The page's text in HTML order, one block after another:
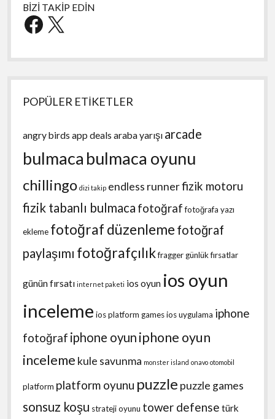
BİZİ TAKİP EDİN
Facebook
X
POPÜLER ETİKETLER
angry birds app deals araba yarışı arcade
bulmaca bulmaca oyunu
chillingo dizi takip endless runnerfizik motoru
fizik tabanlı bulmaca fotoğraf fotoğrafa yazı
ekleme fotoğraf düzenleme fotoğraf
paylaşımı fotoğrafçılıkfraggergünlük fırsatlar
günün fırsatı internet paketi ios oyun ios oyun
inceleme ios platform gamesios uygulama iphone
fotoğraf iphone oyun iphone oyun
inceleme kule savunma monster island onavo otomobil
platform platform oyunu puzzle puzzle games
sonsuz koşu strateji oyunu tower defense türk